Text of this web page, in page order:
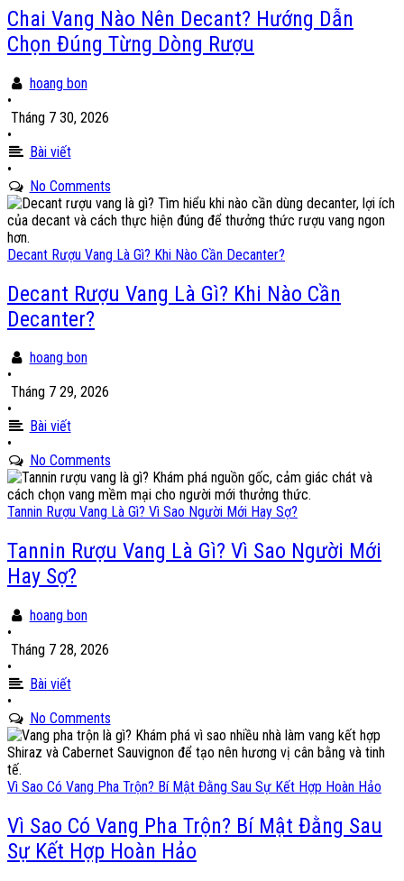
Chai Vang Nào Nên Decant? Hướng Dẫn
Chọn Đúng Từng Dòng Rượu
hoang bon
•
Tháng 7 30, 2026
•
Bài viết
•
No Comments
Decant Rượu Vang Là Gì? Khi Nào Cần Decanter?
Decant Rượu Vang Là Gì? Khi Nào Cần
Decanter?
hoang bon
•
Tháng 7 29, 2026
•
Bài viết
•
No Comments
Tannin Rượu Vang Là Gì? Vì Sao Người Mới Hay Sợ?
Tannin Rượu Vang Là Gì? Vì Sao Người Mới
Hay Sợ?
hoang bon
•
Tháng 7 28, 2026
•
Bài viết
•
No Comments
Vì Sao Có Vang Pha Trộn? Bí Mật Đằng Sau Sự Kết Hợp Hoàn Hảo
Vì Sao Có Vang Pha Trộn? Bí Mật Đằng Sau
Sự Kết Hợp Hoàn Hảo